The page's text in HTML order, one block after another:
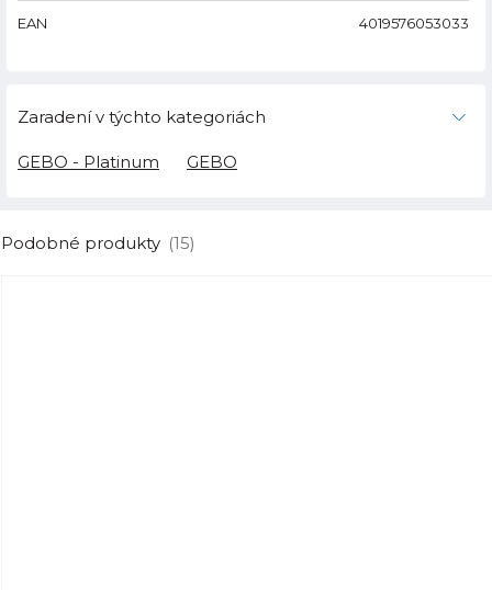
EAN 4019576053033
Zaradení v týchto kategoriách
GEBO - Platinum GEBO
Podobné produkty (15)